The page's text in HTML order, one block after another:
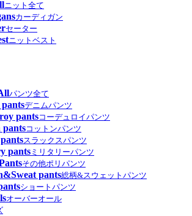
ニット全て
カーディガン
セーター
ニットベスト
パンツ全て
デニムパンツ
pantsコーデュロイパンツ
pantsコットンパンツ
スラックスパンツ
pants ミリタリーパンツ
その他ポリパンツ
pants総柄&スウェットパンツ
ショートパンツ
オーバーオール